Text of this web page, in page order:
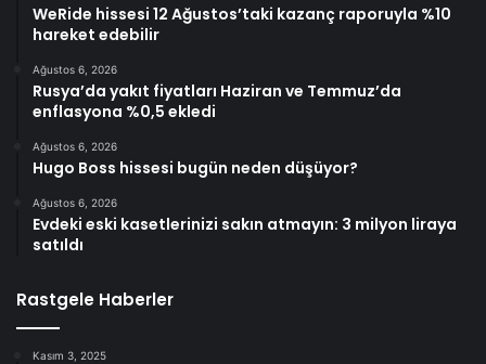
WeRide hissesi 12 Ağustos’taki kazanç raporuyla %10
hareket edebilir
Ağustos 6, 2026
Rusya’da yakıt fiyatları Haziran ve Temmuz’da
enflasyona %0,5 ekledi
Ağustos 6, 2026
Hugo Boss hissesi bugün neden düşüyor?
Ağustos 6, 2026
Evdeki eski kasetlerinizi sakın atmayın: 3 milyon liraya
satıldı
Rastgele Haberler
Kasım 3, 2025